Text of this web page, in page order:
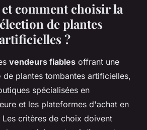
comment choisir la
de plantes
?
vendeurs fiables offrant une
de plantes tombantes artificielles,
spécialisées en
et les plateformes d'achat en
Les critères de choix doivent